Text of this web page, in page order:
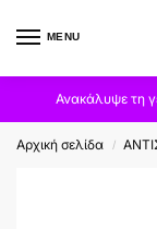
MENU
Ανακάλυψε τη
Αρχική σελίδα /